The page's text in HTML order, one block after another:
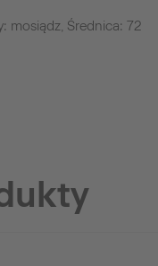
mosiądz, Średnica: 72